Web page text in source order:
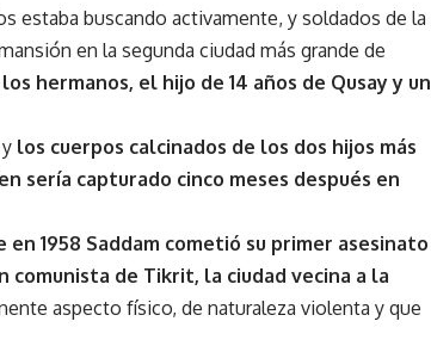
estaba buscando activamente, y soldados de la
en la segunda ciudad más grande de
hermanos, el hijo de 14 años de Qusay y un
los cuerpos calcinados de los dos hijos más
sería capturado cinco meses después en
1958 Saddam cometió su primer asesinato
de Tikrit, la ciudad vecina a la
aspecto físico, de naturaleza violenta y que